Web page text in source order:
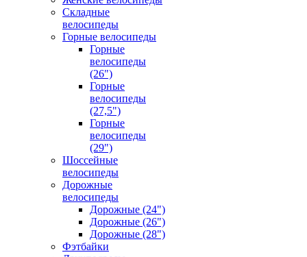
Складные
велосипеды
Горные велосипеды
Горные
велосипеды
(26")
Горные
велосипеды
(27,5")
Горные
велосипеды
(29")
Шоссейные
велосипеды
Дорожные
велосипеды
Дорожные (24")
Дорожные (26")
Дорожные (28")
Фэтбайки